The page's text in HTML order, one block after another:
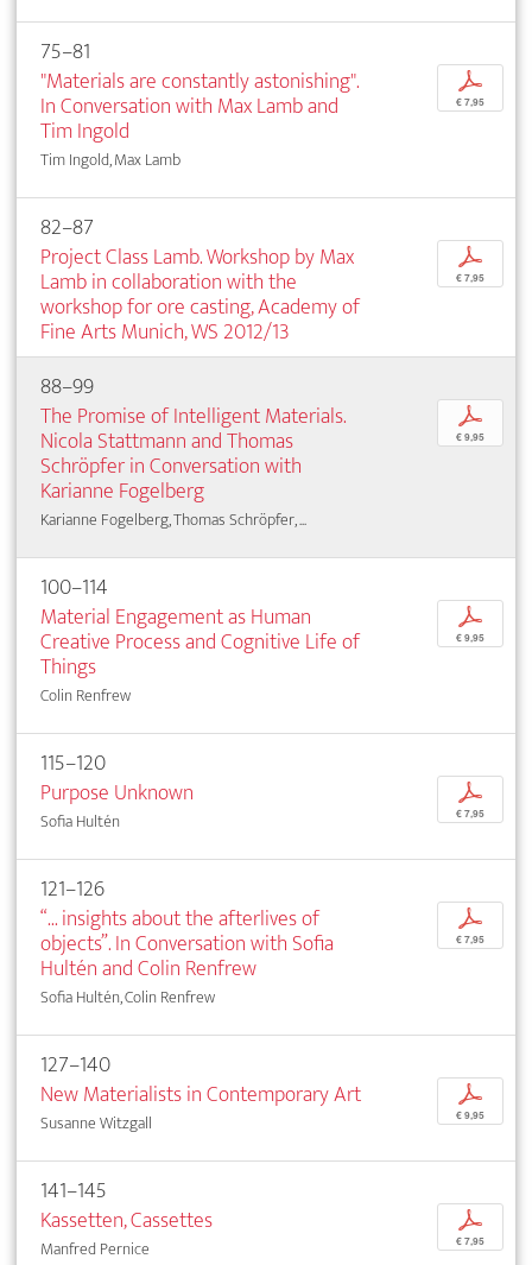
75–81
"Materials are constantly astonishing".
In Conversation with Max Lamb and
Tim Ingold
Tim Ingold, Max Lamb
p
€ 7,95
82–87
Project Class Lamb. Workshop by Max
Lamb in collaboration with the
workshop for ore casting, Academy of
Fine Arts Munich, WS 2012/13
p
€ 7,95
88–99
The Promise of Intelligent Materials.
Nicola Stattmann and Thomas
Schröpfer in Conversation with
Karianne Fogelberg
Karianne Fogelberg, Thomas Schröpfer, ...
p
€ 9,95
100–114
Material Engagement as Human
Creative Process and Cognitive Life of
Things
Colin Renfrew
p
€ 9,95
115–120
Purpose Unknown
Sofia Hultén
p
€ 7,95
121–126
“... insights about the afterlives of
objects”. In Conversation with Sofia
Hultén and Colin Renfrew
Sofia Hultén, Colin Renfrew
p
€ 7,95
127–140
New Materialists in Contemporary Art
Susanne Witzgall
p
€ 9,95
141–145
Kassetten, Cassettes
Manfred Pernice
p
€ 7,95